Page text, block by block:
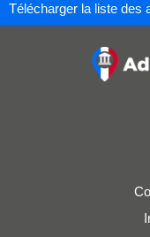
Télécharger la liste des